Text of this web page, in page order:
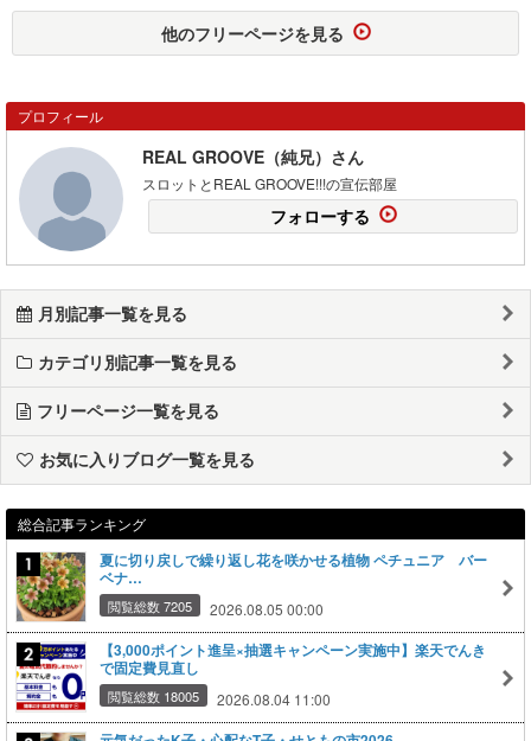
他のフリーページを見る
プロフィール
REAL GROOVE（純兄）さん
スロットとREAL GROOVE!!!の宣伝部屋
フォローする
月別記事一覧を見る
カテゴリ別記事一覧を見る
フリーページ一覧を見る
お気に入りブログ一覧を見る
総合記事ランキング
夏に切り戻しで繰り返し花を咲かせる植物 ペチュニア バー
ベナ…
閲覧総数 7205 2026.08.05 00:00
【3,000ポイント進呈×抽選キャンペーン実施中】楽天でんき
で固定費見直し
閲覧総数 18005 2026.08.04 11:00